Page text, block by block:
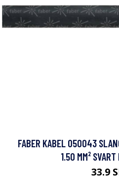
FABER KABEL 050043
1.50 MM²
33.9